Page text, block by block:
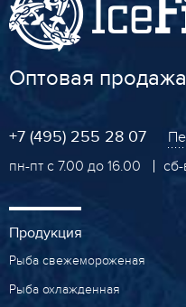
Оптовая
+7 (495) 255 28 07
пн-пт с 7.00 до 16.00
Продукция
Рыба свежемороженая
Рыба охлажденная